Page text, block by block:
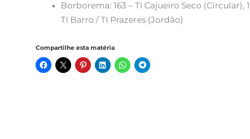
Borborema: 163 – TI Cajueiro Seco (Circular),
TI Barro / TI Prazeres (Jordão)
Compartilhe esta matéria